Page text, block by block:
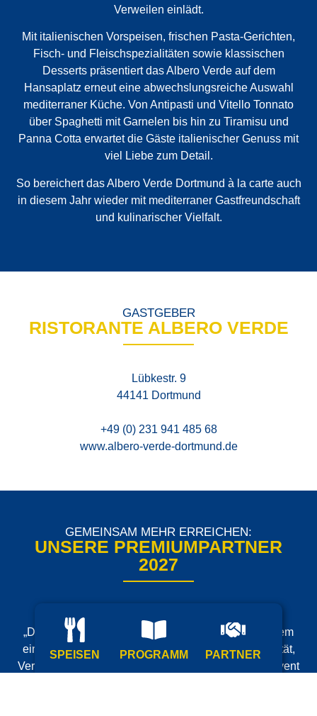
Verweilen einlädt.
Mit italienischen Vorspeisen, frischen Pasta-Gerichten,
Fisch- und Fleischspezialitäten sowie klassischen
Desserts präsentiert das Albero Verde auf dem
Hansaplatz erneut eine abwechslungsreiche Auswahl
mediterraner Küche. Von Antipasti und Vitello Tonnato
über Spaghetti mit Garnelen bis hin zu Tiramisu und
Panna Cotta erwartet die Gäste italienischer Genuss mit
viel Liebe zum Detail.
So bereichert das Albero Verde Dortmund à la carte auch
in diesem Jahr wieder mit mediterraner Gastfreundschaft
und kulinarischer Vielfalt.
GASTGEBER
RISTORANTE ALBERO VERDE
Lübkestr. 9
44141 Dortmund
+49 (0) 231 941 485 68
www.albero-verde-dortmund.de
GEMEINSAM MEHR ERREICHEN:
UNSERE PREMIUMPARTNER
2027
Unsere Premium Partner sind starke Marken, die
„Dortmund à la carte“ mit ihrer Unterstützung zu einem
einzigartigen Erlebnis machen. Sie stehen für Qualität,
Verlässlichkeit und Innovation und bereichern das Event
SPEISEN PROGRAMM PARTNER